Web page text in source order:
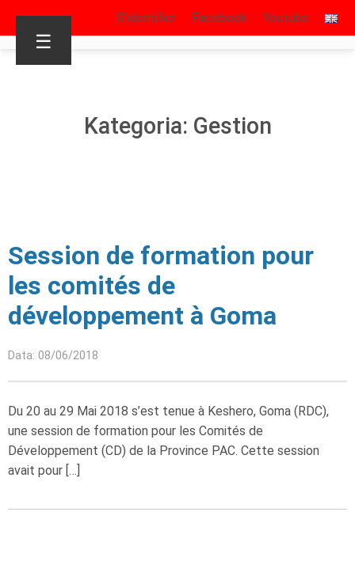
S’identifier Facebook Youtube
☰
Kategoria: Gestion
Session de formation pour
les comités de
développement à Goma
Data: 08/06/2018
Du 20 au 29 Mai 2018 s’est tenue à Keshero, Goma (RDC),
une session de formation pour les Comités de
Développement (CD) de la Province PAC. Cette session
avait pour […]